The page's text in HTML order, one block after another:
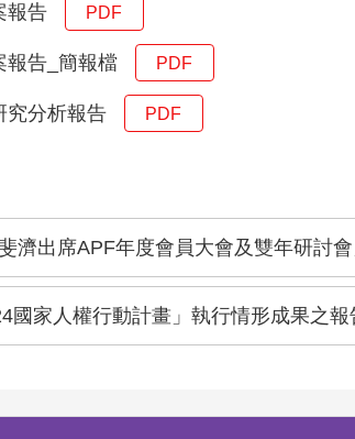
報告 PDF
報告_簡報檔 PDF
究分析報告 PDF
濟出席APF年度會員大會及雙年研討
國家人權行動計畫」執行情形成果之報